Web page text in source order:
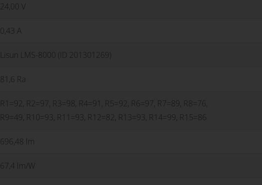
24,00 V
0,43 A
Lisun LMS-8000 (ID 201301269)
81,6 Ra
R1=92, R2=97, R3=98, R4=91, R5=92, R6=97, R7=89, R8=76,
R9=49, R10=93, R11=93, R12=82, R13=93, R14=99, R15=86
696,48 lm
67,4 lm/W